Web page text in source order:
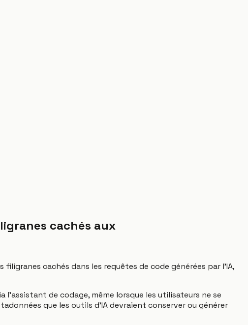
cachés aux
cachés dans les requêtes de code générées par l'IA,
de codage, même lorsque les utilisateurs ne se
que les outils d'IA devraient conserver ou générer